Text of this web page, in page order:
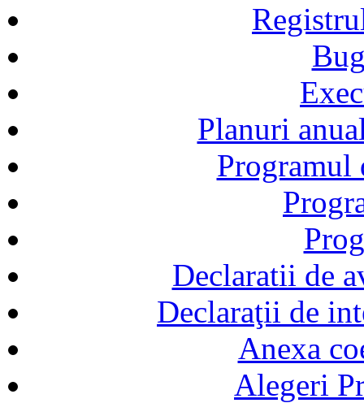
Planuri
Declaratii de
Declaraţii de
Anexa
Alegeri